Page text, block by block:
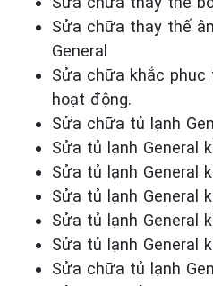
Sửa chữa thay thế
General
Sửa chữa khắc phục
hoạt động.
Sửa chữa tủ lạnh
Sửa tủ lạnh General
Sửa tủ lạnh General
Sửa tủ lạnh General
Sửa tủ lạnh General
Sửa tủ lạnh General
Sửa chữa tủ lạnh